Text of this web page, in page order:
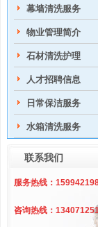
幕墙清洗服务
物业管理简介
石材清洗护理
人才招聘信息
日常保洁服务
水箱清洗服务
联系我们
服务热线：
咨询热线：